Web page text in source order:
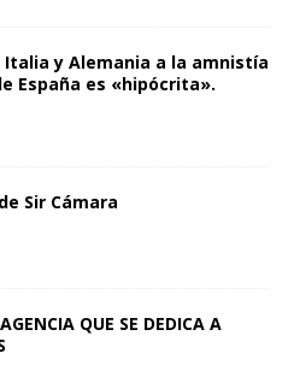
y Alemania a la amnistía
España es «hipócrita».
Sir Cámara
QUE SE DEDICA A